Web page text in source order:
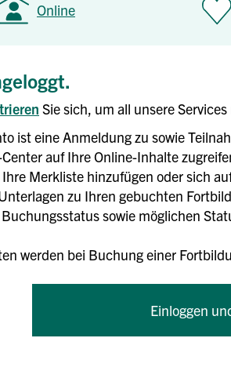
Online
Sie sich, um all unsere
ist eine Anmeldung zu sowie
auf Ihre Online-Inhalte
Merkliste hinzufügen oder sich
zu Ihren gebuchten
sowie möglichen
werden bei Buchung einer
Einloggen